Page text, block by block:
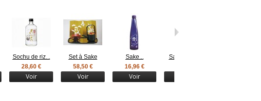
Sochu de riz...
28,60 €
Voir
Set à Sake
58,50 €
Voir
Sake...
16,96 €
Voir
Sake Junmai